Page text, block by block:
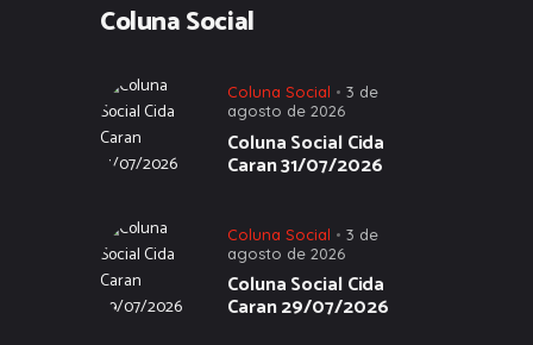
Coluna Social
Coluna Social
3 de
agosto de 2026
Coluna Social Cida
Caran 31/07/2026
Coluna Social
3 de
agosto de 2026
Coluna Social Cida
Caran 29/07/2026